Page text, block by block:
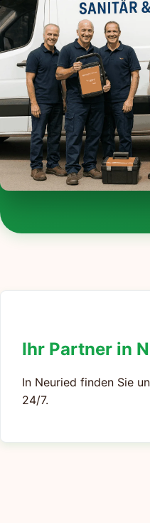
Ihr Partner in
In Neuried finden Sie
24/7.